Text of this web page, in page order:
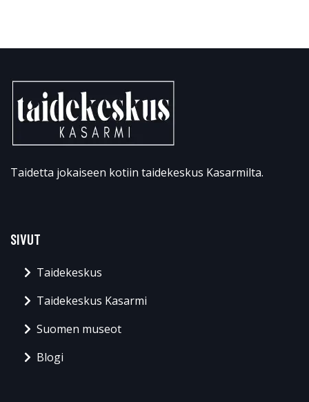
Taidetta jokaiseen kotiin taidekeskus Kasarmilta.
SIVUT
Taidekeskus
Taidekeskus Kasarmi
Suomen museot
Blogi